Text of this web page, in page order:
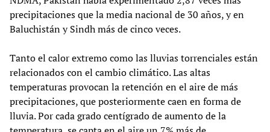
precipitaciones que la media nacional de 30 años, y en
Baluchistán y Sindh más de cinco veces.
Tanto el calor extremo como las lluvias torrenciales están
relacionados con el cambio climático. Las altas
temperaturas provocan la retención en el aire de más
precipitaciones, que posteriormente caen en forma de
lluvia. Por cada grado centígrado de aumento de la